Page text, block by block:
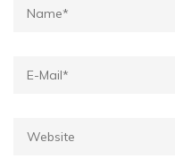
Name*
E-
Website